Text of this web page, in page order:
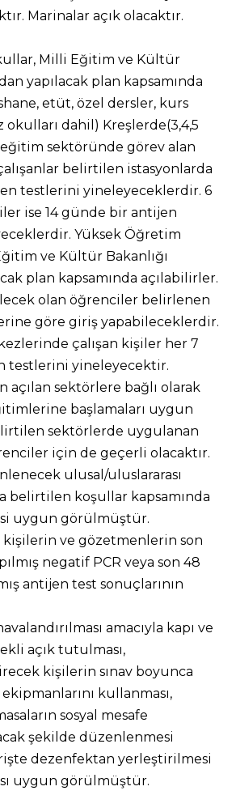
Marinalar açık olacaktır.
Milli Eğitim ve Kültür
yapılacak plan kapsamında
etüt, özel dersler, kurs
dahil) Kreşlerde(3,4,5
eğitim sektöründe görev alan
belirtilen istasyonlarda
testlerini yineleyeceklerdir. 6
ise 14 günde bir antijen
Yüksek Öğretim
ve Kültür Bakanlığı
plan kapsamında açılabilirler.
olan öğrenciler belirlenen
göre giriş yapabileceklerdir.
çalışan kişiler her 7
testlerini yineleyecektir.
açılan sektörlere bağlı olarak
başlamaları uygun
sektörlerde uygulanan
için de geçerli olacaktır.
ulusal/uluslararası
belirtilen koşullar kapsamında
uygun görülmüştür.
kişilerin ve gözetmenlerin son
negatif PCR veya son 48
antijen test sonuçlarının
amacıyla kapı ve
açık tutulması,
kişilerin sınav boyunca
kullanması,
sosyal mesafe
şekilde düzenlenmesi
dezenfektan yerleştirilmesi
uygun görülmüştür.